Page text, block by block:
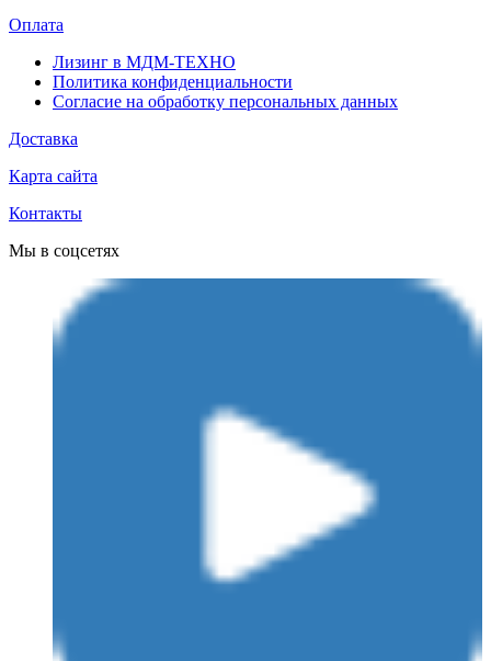
Оплата
Лизинг в МДМ-ТЕХНО
Политика конфиденциальности
Согласие на обработку персональных данных
Доставка
Карта сайта
Контакты
Мы в соцсетях